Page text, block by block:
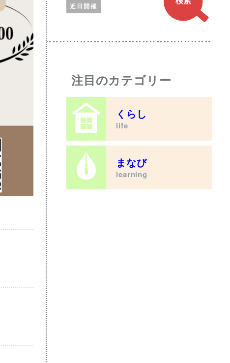
あ
る
ワ
ー
ド
近日開催
注目のカテゴリー
くらし
life
まなび
learning